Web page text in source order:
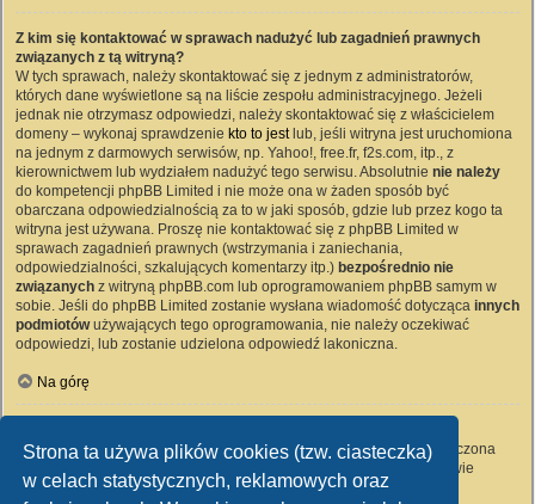
Strona ta używa plików cookies (tzw. ciasteczka)
w celach statystycznych, reklamowych oraz
Z kim się kontaktować w sprawach nadużyć lub zagadnień prawnych
związanych z tą witryną?
W tych sprawach, należy skontaktować się z jednym z administratorów,
których dane wyświetlone są na liście zespołu administracyjnego. Jeżeli
jednak nie otrzymasz odpowiedzi, należy skontaktować się z właścicielem
domeny – wykonaj sprawdzenie kto to jestlub, jeśli witryna jest uruchomiona
na jednym z darmowych serwisów, np. Yahoo!, free.fr, f2s.com, itp., z
kierownictwem lub wydziałem nadużyć tego serwisu. Absolutnie nie należy
do kompetencji phpBB Limited i nie może ona w żaden sposób być
obarczana odpowiedzialnością za to w jaki sposób, gdzie lub przez kogo ta
witryna jest używana. Proszę nie kontaktować się z phpBB Limited w
sprawach zagadnień prawnych (wstrzymania i zaniechania,
odpowiedzialności, szkalujących komentarzy itp.) bezpośrednio nie
związanych z witryną phpBB.com lub oprogramowaniem phpBB samym w
sobie. Jeśli do phpBB Limited zostanie wysłana wiadomość dotycząca innych
podmiotówużywających tego oprogramowania, nie należy oczekiwać
odpowiedzi, lub zostanie udzielona odpowiedź lakoniczna.
Na górę
Wszyscy użytkownicy witryny mogą używać – jeśli funkcja ta jest włączona
przez administratora witryny – formularza „Kontakt z nami”. Członkowie
witryny mogą także używać odnośnika „Zespół administracyjny”.